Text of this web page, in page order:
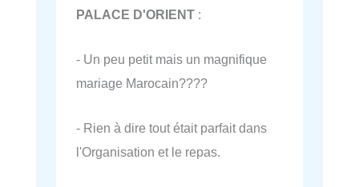
PALACE D'ORIENT :
- Un peu petit mais un magnifique
mariage Marocain????
- Rien à dire tout était parfait dans
l'Organisation et le repas.